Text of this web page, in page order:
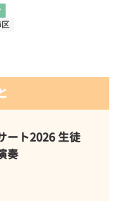
ート2026 生徒
奏